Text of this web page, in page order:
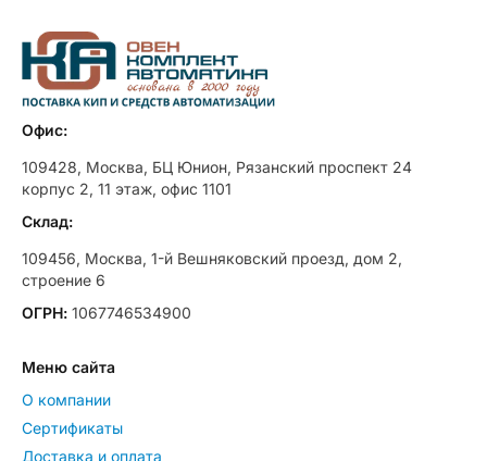
Офис:
109428, Москва, БЦ Юнион, Рязанский проспект 24
корпус 2, 11 этаж, офис 1101
Склад:
109456, Москва, 1-й Вешняковский проезд, дом 2,
строение 6
ОГРН: 1067746534900
Меню сайта
О компании
Сертификаты
Доставка и оплата